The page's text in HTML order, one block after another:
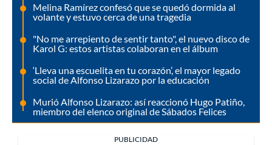
Melina Ramírez confesó que se quedó dormida al
volante y estuvo cerca de una tragedia
"No me arrepiento de sentir tanto", el nuevo disco de
Karol G: estos artistas colaboran en el álbum
‘Lleva una escuelita en tu corazón’, el mayor legado
social de Alfonso Lizarazo por la educación
Murió Alfonso Lizarazo: así reaccionó Hugo Patiño,
miembro del elenco original de Sábados Felices
PUBLICIDAD